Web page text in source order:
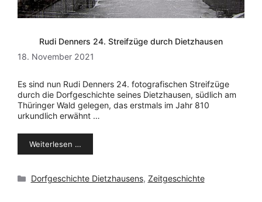
Rudi Denners 24. Streifzüge durch Dietzhausen
18. November 2021
Es sind nun Rudi Denners 24. fotografischen Streifzüge
durch die Dorfgeschichte seines Dietzhausen, südlich am
Thüringer Wald gelegen, das erstmals im Jahr 810
urkundlich erwähnt …
Weiterlesen …
Kategorien
Dorfgeschichte Dietzhausens, Zeitgeschichte